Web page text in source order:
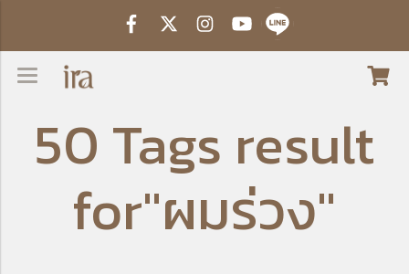
50 Tags result
for"ผมร่วง"